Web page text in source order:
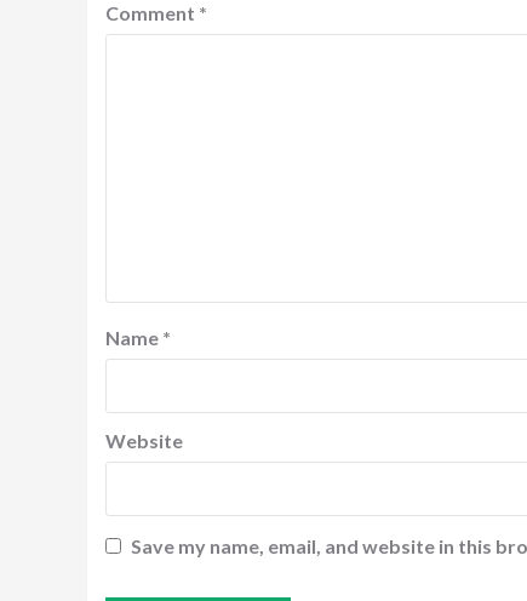
Comment *
Name *
Website
Save my name, email, and website in this